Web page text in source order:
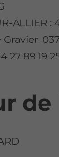
ALLIER :
Gravier,
27 89 19